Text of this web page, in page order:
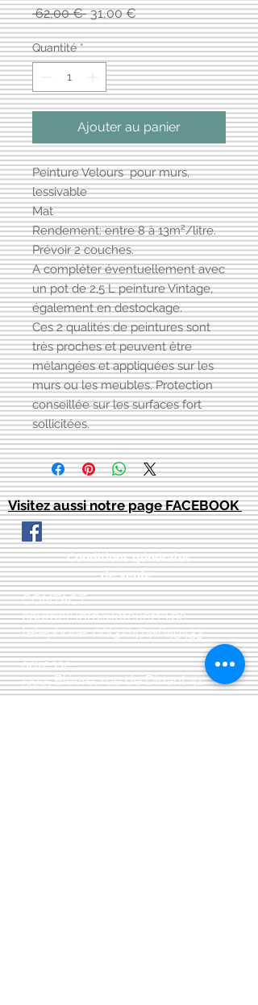
62,00 € Prix
original
31,00 €Prix
promotionnel
Quantité *
Ajouter au panier
Peinture Velours pour murs,
lessivable
Mat
Rendement: entre 8 à 13m²/litre.
Prévoir 2 couches.
A compléter éventuellement avec
un pot de 2,5 L peinture Vintage,
également en destockage.
Ces 2 qualités de peintures sont
très proches et peuvent être
mélangées et appliquées sur les
murs ou les meubles. Protection
conseillée sur les surfaces fort
sollicitées.
Visitez aussi notre page FACEBOOK
Conditions générales
de vente::
CONTACT:
courriel:info@latelier13.be
téléphone:00(32)474-649433
adresse:
5555 Bièvre, rue de Dinant 41